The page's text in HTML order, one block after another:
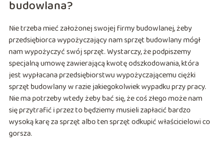
budowlana?
Nie trzeba mieć założonej swojej firmy budowlanej, żeby
przedsiębiorca wypożyczający nam sprzęt budowlany mógł
nam wypożyczyć swój sprzęt. Wystarczy, że podpiszemy
specjalną umowę zawierającą kwotę odszkodowania, która
jest wypłacana przedsiębiorstwu wypożyczającemu ciężki
sprzęt budowlany w razie jakiegokolwiek wypadku przy pracy.
Nie ma potrzeby wtedy żeby bać się, że coś złego może nam
się przytrafić i przez to będziemy musieli zapłacić bardzo
wysoką karę za sprzęt albo ten sprzęt odkupić właścicielowi co
gorsza.